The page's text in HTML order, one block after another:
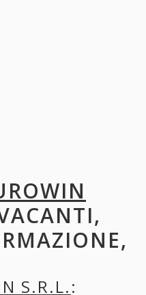
S.R.L.: